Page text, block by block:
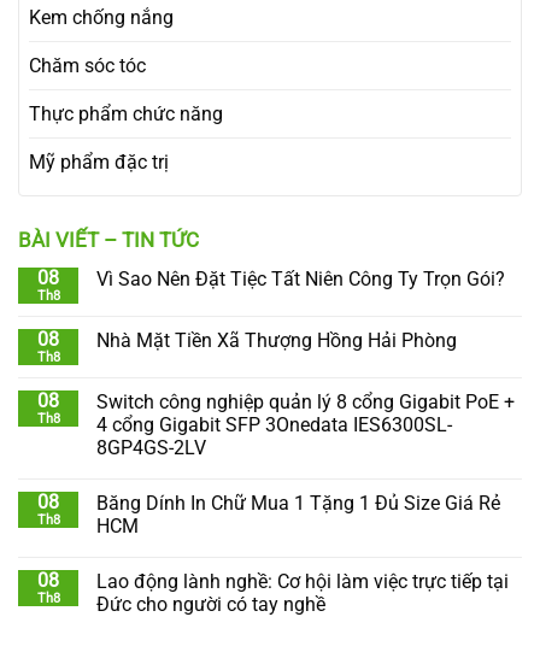
Kem chống nắng
Chăm sóc tóc
Thực phẩm chức năng
Mỹ phẩm đặc trị
BÀI VIẾT – TIN TỨC
08
Th8
Vì Sao Nên Đặt Tiệc Tất Niên Công Ty Trọn Gói?
08
Th8
Nhà Mặt Tiền Xã Thượng Hồng Hải Phòng
08
Th8
Switch công nghiệp quản lý 8 cổng Gigabit PoE +
4 cổng Gigabit SFP 3Onedata IES6300SL-
8GP4GS-2LV
08
Th8
Băng Dính In Chữ Mua 1 Tặng 1 Đủ Size Giá Rẻ
HCM
08
Th8
Lao động lành nghề: Cơ hội làm việc trực tiếp tại
Đức cho người có tay nghề